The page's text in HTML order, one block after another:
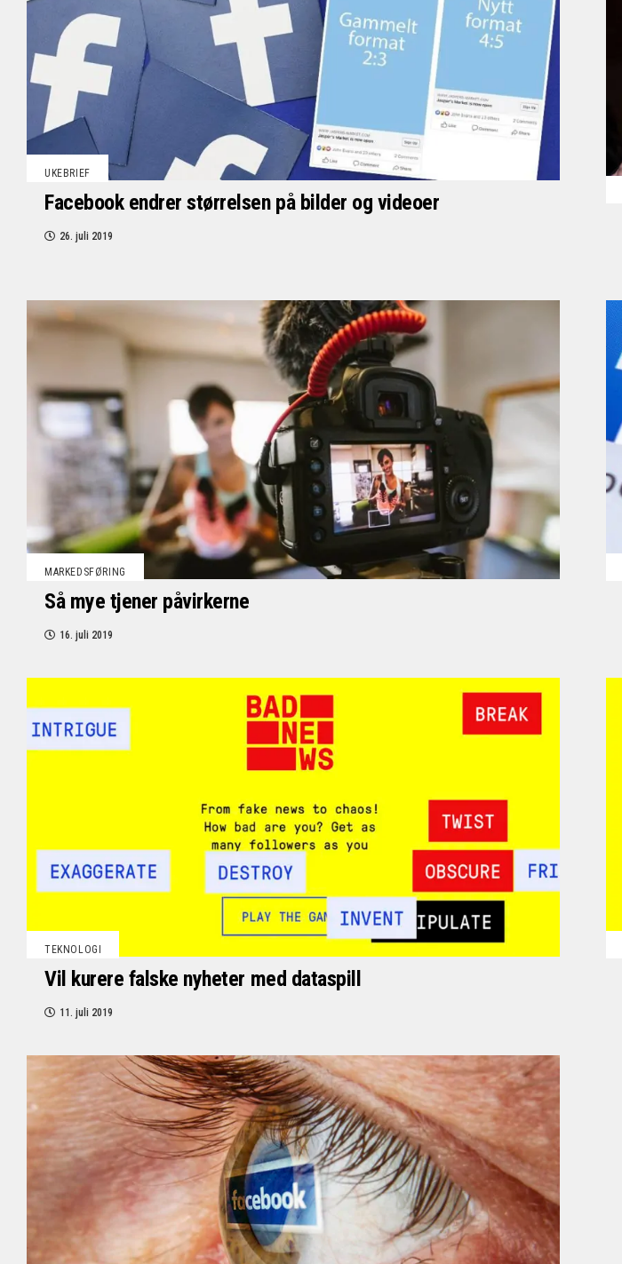
UKEBRIEF
Facebook endrer størrelsen på bilder og videoer
26. juli 2019
MARKEDSFØRING
Så mye tjener påvirkerne
16. juli 2019
TEKNOLOGI
Vil kurere falske nyheter med dataspill
11. juli 2019